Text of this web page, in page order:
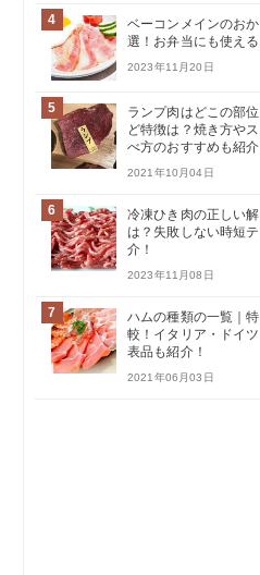
4
ベーコンメインのお
選！お弁当にも使える
2023年11月20日
5
ランプ肉はどこの部
ど特徴は？焼き方や
べ方のおすすめも紹介
2021年10月04日
6
冷凍ひき肉の正しい
は？失敗しない時短
介！
2023年11月08日
7
ハムの種類の一覧｜
較！イタリア・ドイ
表品も紹介！
2021年06月03日